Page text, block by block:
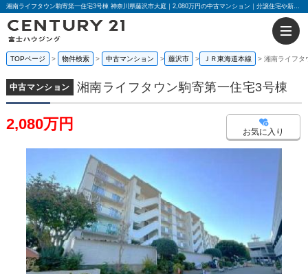
湘南ライフタウン駒寄第一住宅3号棟 神奈川県藤沢市大庭｜2,080万円の中古マンション｜分譲住宅や新築物件｜センチュリー21富士ハウジング
TOPページ 物件検索 中古マンション 藤沢市 ＪＲ東海道本線 湘南ライフタ
中古マンション 湘南ライフタウン駒寄第一住宅3号棟
2,080万円 お気に入り